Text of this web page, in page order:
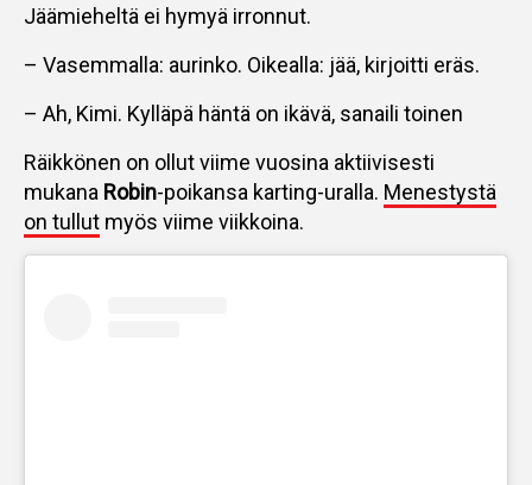
Jäämieheltä ei hymyä irronnut.
– Vasemmalla: aurinko. Oikealla: jää, kirjoitti eräs.
– Ah, Kimi. Kylläpä häntä on ikävä, sanaili toinen
Räikkönen on ollut viime vuosina aktiivisesti
mukana Robin-poikansa karting-uralla. Menestystä
on tullut myös viime viikkoina.